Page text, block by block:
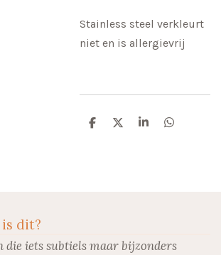
Stainless steel verkleurt
niet en is allergievrij
D
D
S
D
dit?
die iets subtiels maar bijzonders